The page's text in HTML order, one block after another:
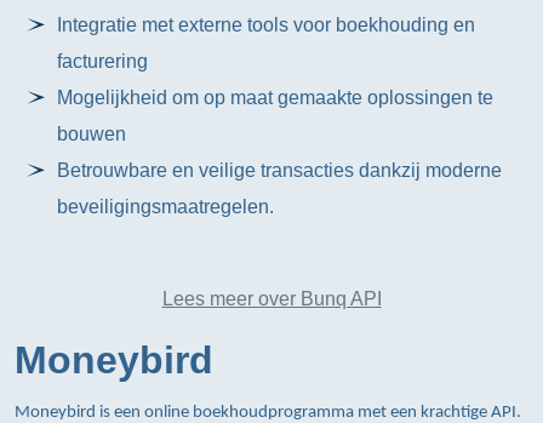
Integratie met externe tools voor boekhouding en
facturering
Mogelijkheid om op maat gemaakte oplossingen te
bouwen
Betrouwbare en veilige transacties dankzij moderne
beveiligingsmaatregelen.
Lees meer over Bunq API
Moneybird
Moneybird is een online boekhoudprogramma met een krachtige API.